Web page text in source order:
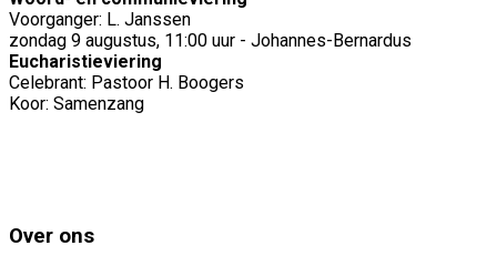
Voorganger: L. Janssen
zondag 9 augustus, 11:00 uur - Johannes-Bernardus
Eucharistieviering
Celebrant: Pastoor H. Boogers
Koor: Samenzang
Over ons